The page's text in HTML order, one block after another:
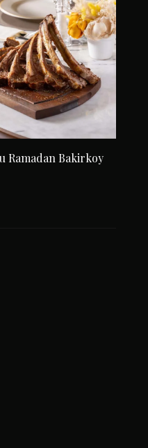
Ramadan Bakirkoy